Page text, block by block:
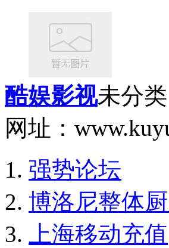
酷娱影视未分类
网址：
强势论坛
博洛尼整体
上海移动充值